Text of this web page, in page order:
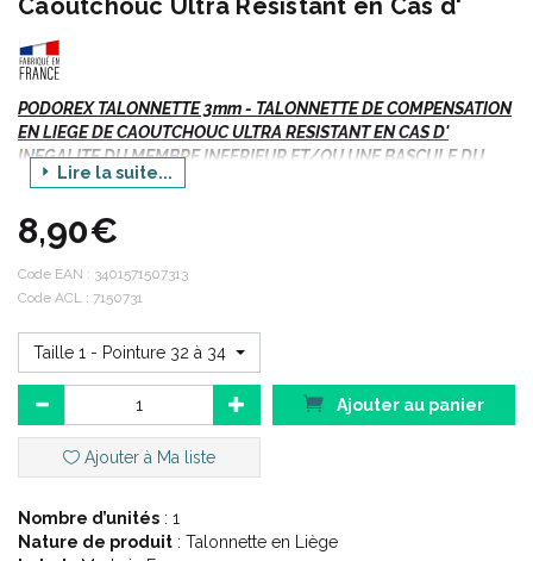
Caoutchouc Ultra Résistant en Cas d'
PODOREX TALONNETTE 3mm - TALONNETTE DE COMPENSATION
EN LIEGE DE CAOUTCHOUC ULTRA RESISTANT EN CAS D'
INEGALITE DU MEMBRE INFERIEUR ET/OU UNE BASCULE DU
BASSIN - 1 Unité
Fort d' un savoir faire d' une vingtaine d' années et d' une
sélection des meilleurs matériaux, PODOREX propose une large
gamme de talonnettes en liège reconnues depuis de
nombreuses années pour leur qualité.
Si vous commandez, n' oubliez pas de préciser (dans la
rubrique "message à votre pharmacien") :
Votre TAILLE ou votre POINTURE.
le code ACL/ EAN correspondant.
Lire la suite...
8,90€
Code EAN : 3401571507313
Code ACL : 7150731
Taille 1 - Pointure 32 à 34
Ajouter au panier
Ajouter à Ma liste
Nombre d’unités : 1
Nature de produit : Talonnette en Liège